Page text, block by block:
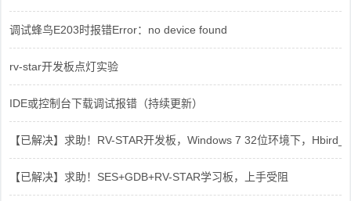
调试蜂鸟E203时报错Error：no device found
rv-star开发板点灯实验
IDE或控制台下载调试报错（持续更新）
【已解决】求助！RV-STAR开发板，Windows 7 32位环境下，
【已解决】求助！SES+GDB+RV-STAR学习板，上手受阻